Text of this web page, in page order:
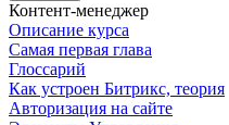
Контент-менеджер
Описание курса
Самая первая глава
Глоссарий
Как устроен Битрикс, теория
Авторизация на сайте